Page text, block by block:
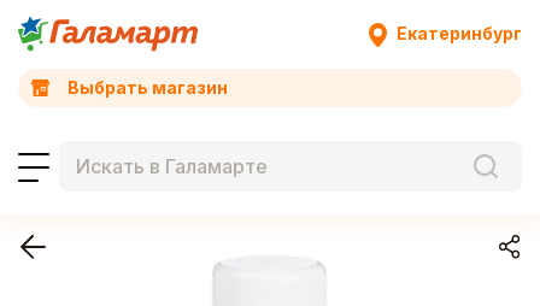
Екатеринбург
Выбрать магазин